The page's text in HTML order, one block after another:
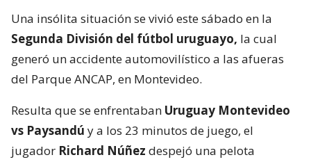
Una insólita situación se vivió este sábado en la
Segunda División del fútbol uruguayo, la cual
generó un accidente automovilístico a las afueras
del Parque ANCAP, en Montevideo.
Resulta que se enfrentaban Uruguay Montevideo
vs Paysandú y a los 23 minutos de juego, el
jugador Richard Núñez despejó una pelota